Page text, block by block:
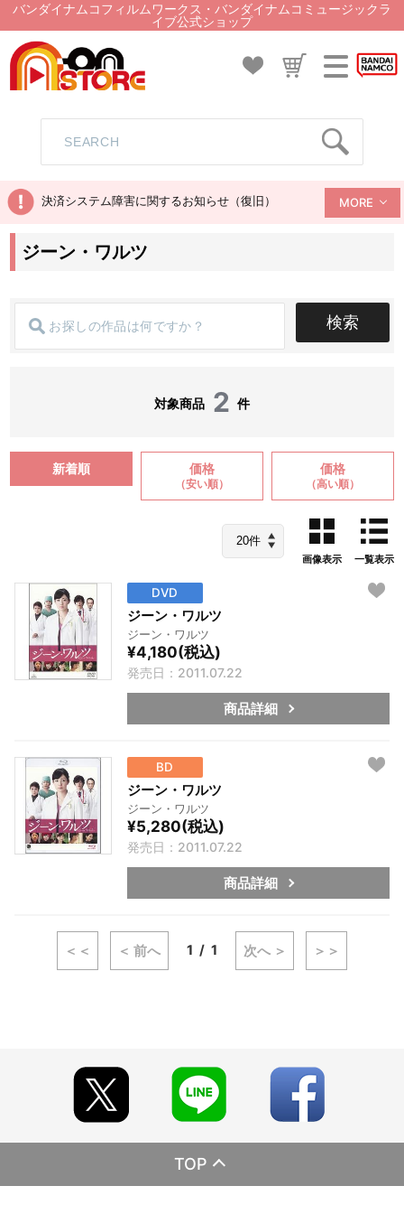
バンダイナムコフィルムワークス・バンダイナムコミュージックラ
イブ公式ショップ
決済システム障害に関するお知らせ（復旧） MORE
ジーン・ワルツ
検索
対象商品 2 件
新着順 価格
（安い順）
価格
（高い順）
画像表示 一覧表示
DVD
ジーン・ワルツ
ジーン・ワルツ
¥4,180(税込)
発売日：2011.07.22
商品詳細
BD
ジーン・ワルツ
ジーン・ワルツ
¥5,280(税込)
発売日：2011.07.22
商品詳細
＜＜ ＜ 前へ 1 1 次へ ＞ ＞＞
TOP